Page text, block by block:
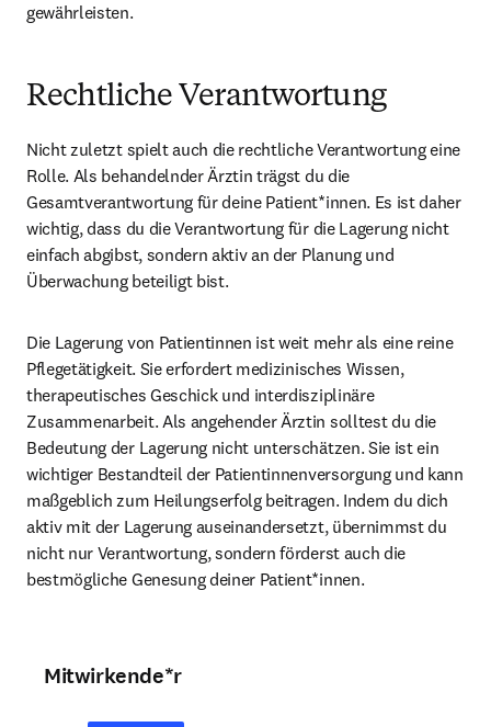
gewährleisten.
Rechtliche Verantwortung
Nicht zuletzt spielt auch die rechtliche Verantwortung eine
Rolle. Als behandelnder Ärztin trägst du die
Gesamtverantwortung für deine Patient*innen. Es ist daher
wichtig, dass du die Verantwortung für die Lagerung nicht
einfach abgibst, sondern aktiv an der Planung und
Überwachung beteiligt bist.
Die Lagerung von Patientinnen ist weit mehr als eine reine
Pflegetätigkeit. Sie erfordert medizinisches Wissen,
therapeutisches Geschick und interdisziplinäre
Zusammenarbeit. Als angehender Ärztin solltest du die
Bedeutung der Lagerung nicht unterschätzen. Sie ist ein
wichtiger Bestandteil der Patientinnenversorgung und kann
maßgeblich zum Heilungserfolg beitragen. Indem du dich
aktiv mit der Lagerung auseinandersetzt, übernimmst du
nicht nur Verantwortung, sondern förderst auch die
bestmögliche Genesung deiner Patient*innen.
Mitwirkende*r